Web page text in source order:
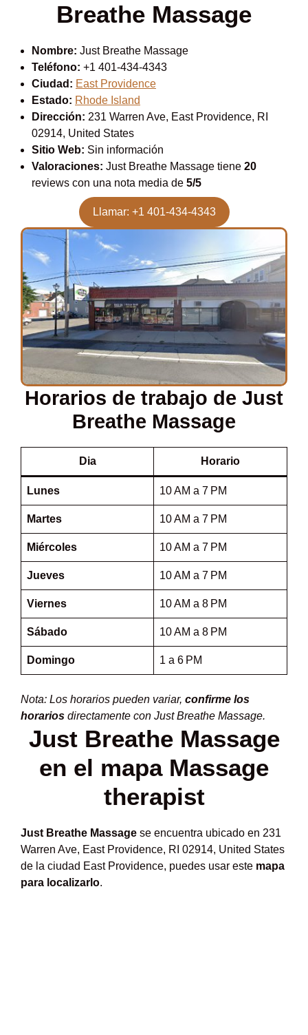
Breathe Massage
Nombre: Just Breathe Massage
Teléfono: +1 401-434-4343
Ciudad: East Providence
Estado: Rhode Island
Dirección: 231 Warren Ave, East Providence, RI
02914, United States
Sitio Web: Sin información
Valoraciones: Just Breathe Massage tiene 20
reviews con una nota media de 5/5
Llamar: +1 401-434-4343
Horarios de trabajo de Just
Breathe Massage
Dia Horario
Lunes 10 AM a 7 PM
Martes 10 AM a 7 PM
Miércoles 10 AM a 7 PM
Jueves 10 AM a 7 PM
Viernes 10 AM a 8 PM
Sábado 10 AM a 8 PM
Domingo 1 a 6 PM
Nota: Los horarios pueden variar, confirme los
horarios directamente con Just Breathe Massage.
Just Breathe Massage
en el mapa Massage
therapist
Just Breathe Massage se encuentra ubicado en 231
Warren Ave, East Providence, RI 02914, United States
de la ciudad East Providence, puedes usar este mapa
para localizarlo.